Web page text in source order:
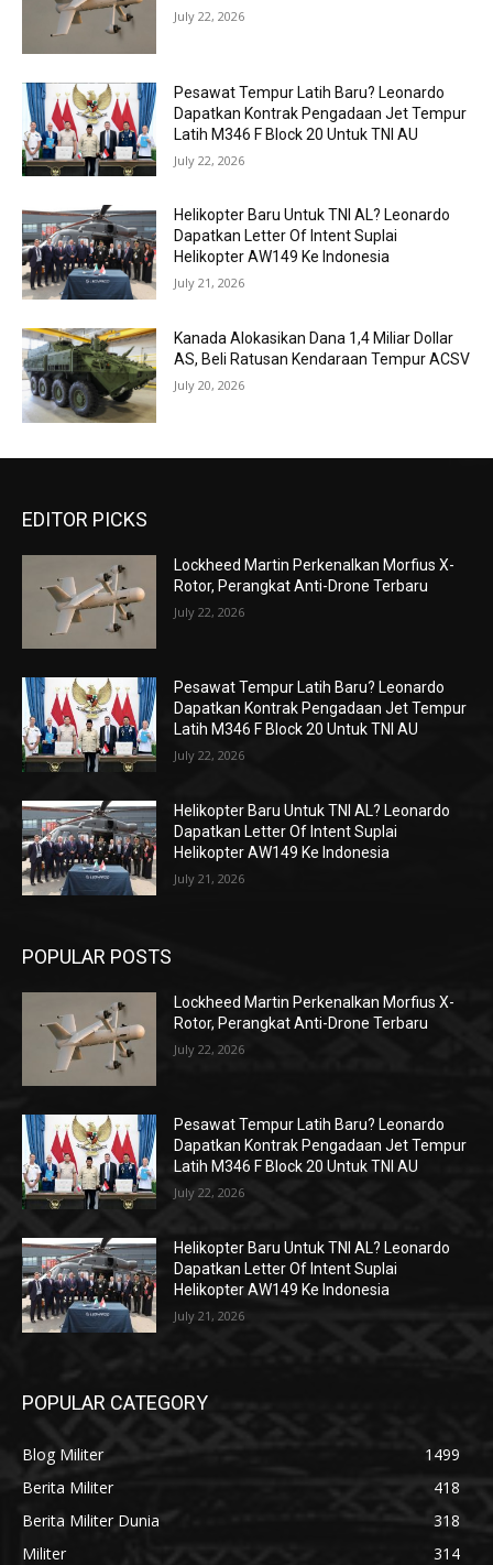
July 22, 2026
Pesawat Tempur Latih Baru? Leonardo
Dapatkan Kontrak Pengadaan Jet Tempur
Latih M346 F Block 20 Untuk TNI AU
July 22, 2026
Helikopter Baru Untuk TNI AL? Leonardo
Dapatkan Letter Of Intent Suplai
Helikopter AW149 Ke Indonesia
July 21, 2026
Kanada Alokasikan Dana 1,4 Miliar Dollar
AS, Beli Ratusan Kendaraan Tempur ACSV
July 20, 2026
EDITOR PICKS
Lockheed Martin Perkenalkan Morfius X-
Rotor, Perangkat Anti-Drone Terbaru
July 22, 2026
Pesawat Tempur Latih Baru? Leonardo
Dapatkan Kontrak Pengadaan Jet Tempur
Latih M346 F Block 20 Untuk TNI AU
July 22, 2026
Helikopter Baru Untuk TNI AL? Leonardo
Dapatkan Letter Of Intent Suplai
Helikopter AW149 Ke Indonesia
July 21, 2026
POPULAR POSTS
Lockheed Martin Perkenalkan Morfius X-
Rotor, Perangkat Anti-Drone Terbaru
July 22, 2026
Pesawat Tempur Latih Baru? Leonardo
Dapatkan Kontrak Pengadaan Jet Tempur
Latih M346 F Block 20 Untuk TNI AU
July 22, 2026
Helikopter Baru Untuk TNI AL? Leonardo
Dapatkan Letter Of Intent Suplai
Helikopter AW149 Ke Indonesia
July 21, 2026
POPULAR CATEGORY
Blog Militer
1499
Berita Militer
418
Berita Militer Dunia
318
Militer
314